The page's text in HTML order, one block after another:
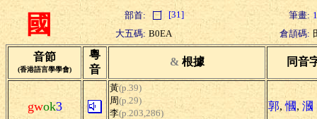
國 部首: [31] 筆畫:
大五碼: B0EA 倉頡碼:
音節
(香港語言學學會)
粵
音
& 根據 同音
gwok3
黃(p.39)
周(p.29)
李(p.203,286)
郭,慖, 漍